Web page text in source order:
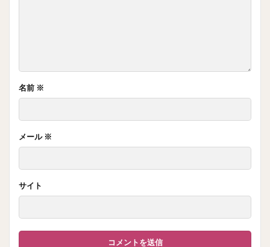
名前 ※
メール ※
サイト